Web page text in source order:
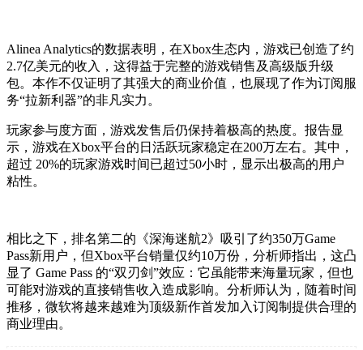
Alinea Analytics的数据表明，在Xbox生态内，游戏已创造了约
2.7亿美元的收入，这得益于完整的游戏销售及高级版升级
包。本作不仅证明了其强大的商业价值，也展现了作为订阅服
务“拉新利器”的非凡实力。
玩家参与度方面，游戏发售后仍保持着极高的热度。报告显
示，游戏在Xbox平台的日活跃玩家稳定在200万左右。其中，
超过 20%的玩家游戏时间已超过50小时，显示出极高的用户
粘性。
相比之下，排名第二的《深海迷航2》吸引了约350万Game
Pass新用户，但Xbox平台销量仅约10万份，分析师指出，这凸
显了 Game Pass 的“双刃剑”效应：它虽能带来海量玩家，但也
可能对游戏的直接销售收入造成影响。分析师认为，随着时间
推移，微软将越来越难为顶级新作首发加入订阅制提供合理的
商业理由。